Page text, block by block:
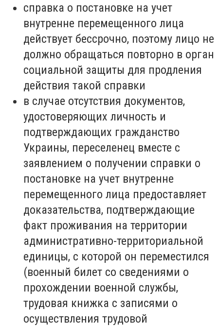
справка о постановке на учет
внутренне перемещенного лица
действует бессрочно, поэтому лицо не
должно обращаться повторно в орган
социальной защиты для продления
действия такой справки
в случае отсутствия документов,
удостоверяющих личность и
подтверждающих гражданство
Украины, переселенец вместе с
заявлением о получении справки о
постановке на учет внутренне
перемещенного лица предоставляет
доказательства, подтверждающие
факт проживания на территории
административно-территориальной
единицы, с которой он переместился
(военный билет со сведениями о
прохождении военной службы,
трудовая книжка с записями о
осуществления трудовой